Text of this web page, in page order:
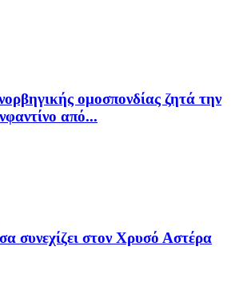
ομοσπονδίας ζητά την
από...
συνεχίζει στον Χρυσό Αστέρα